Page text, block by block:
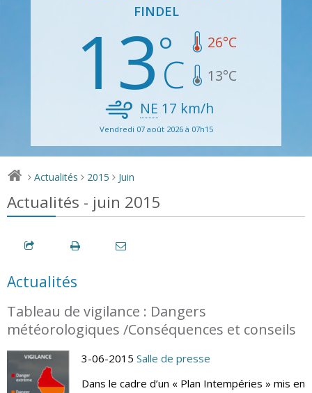
FINDEL
13 26°C
13°C
NE 17 km/h
Vendredi 07 août 2026 à 07h15
> Actualités > 2015 > Juin
Actualités - juin 2015
Actualités
Tableau de vigilance : Dangers
météorologiques /Conséquences et conseils
3-06-2015 Salle de presse
Dans le cadre d’un « Plan Intempéries » mis en